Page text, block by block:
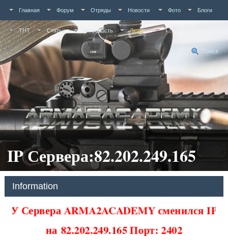
Главная Форум Отряды Новости Фото Блоги
ТНТ Статьи Активность Люди
Поиск
IP Сервера:82.202.249.165
Information
У Сервера ARMA2ACADEMY сменился IP
на 82.202.249.165 Порт: 2402